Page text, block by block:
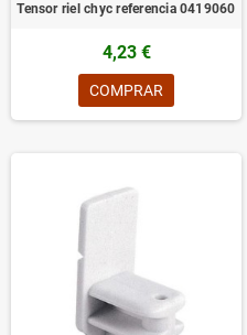
Tensor riel chyc referencia 0419060
4,23 €
COMPRAR